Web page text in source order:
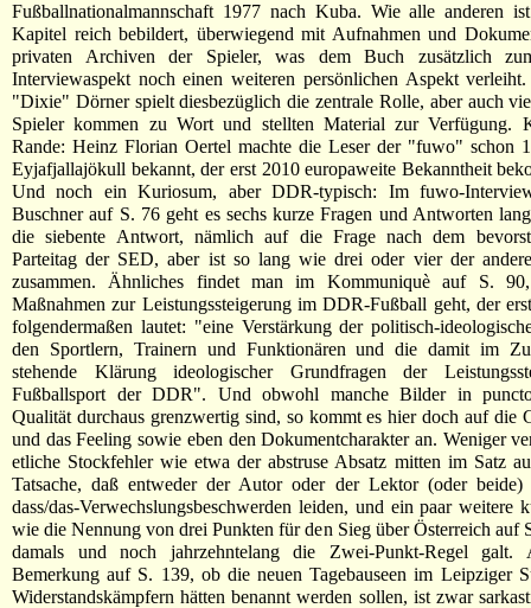
Fußballnationalmannschaft 1977 nach Kuba. Wie alle anderen
Kapitel reich bebildert, überwiegend mit Aufnahmen und
privaten Archiven der Spieler, was dem Buch zusätzlich
Interviewaspekt noch einen weiteren persönlichen Aspekt verleiht.
"Dixie" Dörner spielt diesbezüglich die zentrale Rolle, aber auch
Spieler kommen zu Wort und stellten Material zur Verfügung.
Rande: Heinz Florian Oertel machte die Leser der "fuwo" schon
Eyjafjallajökull bekannt, der erst 2010 europaweite Bekanntheit
Und noch ein Kuriosum, aber DDR-typisch: Im fuwo-
Buschner auf S. 76 geht es sechs kurze Fragen und Antworten
die siebente Antwort, nämlich auf die Frage nach dem
Parteitag der SED, aber ist so lang wie drei oder vier der
zusammen. Ähnliches findet man im Kommuniquè auf S.
Maßnahmen zur Leistungssteigerung im DDR-Fußball geht, der
folgendermaßen lautet: "eine Verstärkung der politisch-
den Sportlern, Trainern und Funktionären und die damit im
stehende Klärung ideologischer Grundfragen der
Fußballsport der DDR". Und obwohl manche Bilder in
Qualität durchaus grenzwertig sind, so kommt es hier doch auf die
und das Feeling sowie eben den Dokumentcharakter an. Weniger
etliche Stockfehler wie etwa der abstruse Absatz mitten im Satz
Tatsache, daß entweder der Autor oder der Lektor (oder beide)
dass/das-Verwechslungsbeschwerden leiden, und ein paar weitere
wie die Nennung von drei Punkten für den Sieg über Österreich auf
damals und noch jahrzehntelang die Zwei-Punkt-Regel galt.
Bemerkung auf S. 139, ob die neuen Tagebauseen im Leipziger
Widerstandskämpfern hätten benannt werden sollen, ist zwar